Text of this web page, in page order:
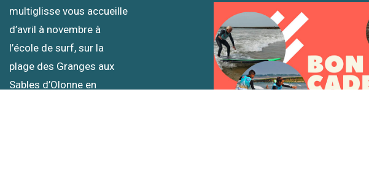
multiglisse vous accueille
d’avril à novembre à
l’école de surf, sur la
plage des Granges aux
Sables d’Olonne en